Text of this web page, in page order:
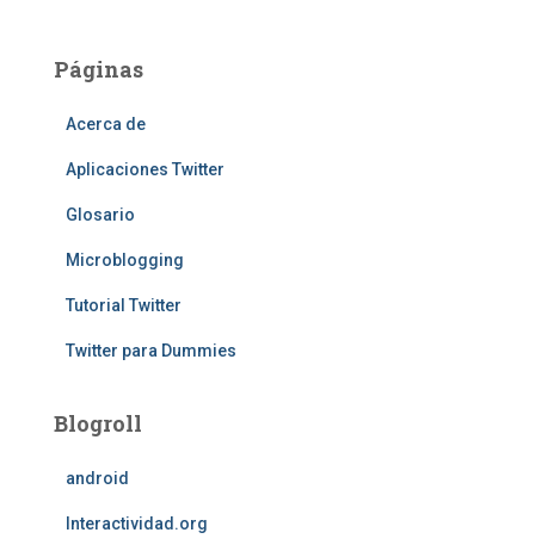
Páginas
Acerca de
Aplicaciones Twitter
Glosario
Microblogging
Tutorial Twitter
Twitter para Dummies
Blogroll
android
Interactividad.org